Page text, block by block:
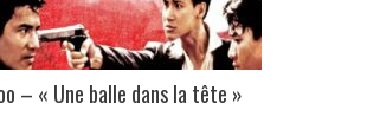
– « Une balle dans la tête »